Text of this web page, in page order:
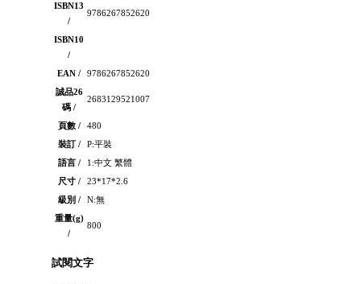
ISBN13
/
9786267852620
ISBN10
/
EAN /
9786267852620
誠品26
碼 /
2683129521007
頁數 /
480
裝訂 /
P:平裝
語言 /
1:中文 繁體
尺寸 /
23*17*2.6
級別 /
N:無
重量(g)
/
800
試閱文字